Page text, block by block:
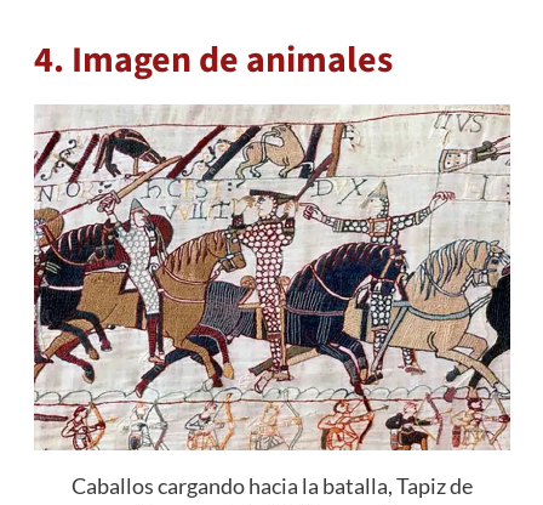
4. Imagen de animales
Caballos cargando hacia la batalla, Tapiz de